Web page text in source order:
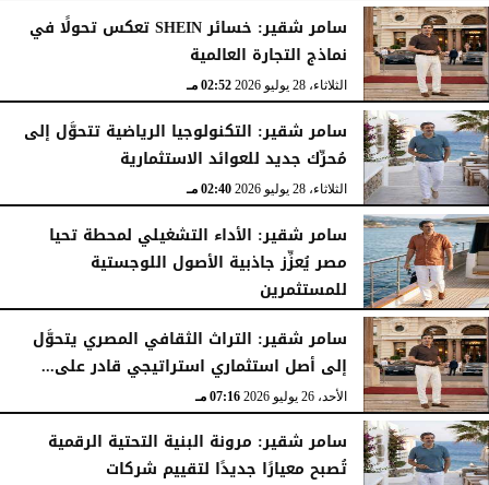
الثلاثاء، 28 يوليو 2026 03:49 مـ
سامر شقير: خسائر SHEIN تعكس تحولًا في
نماذج التجارة العالمية
الثلاثاء، 28 يوليو 2026 02:52 مـ
سامر شقير: التكنولوجيا الرياضية تتحوَّل إلى
مُحرِّك جديد للعوائد الاستثمارية
الثلاثاء، 28 يوليو 2026 02:40 مـ
سامر شقير: الأداء التشغيلي لمحطة تحيا
مصر يُعزِّز جاذبية الأصول اللوجستية
للمستثمرين
الأحد، 26 يوليو 2026 07:27 مـ
سامر شقير: التراث الثقافي المصري يتحوَّل
إلى أصل استثماري استراتيجي قادر على...
الأحد، 26 يوليو 2026 07:16 مـ
سامر شقير: مرونة البنية التحتية الرقمية
تُصبح معيارًا جديدًا لتقييم شركات